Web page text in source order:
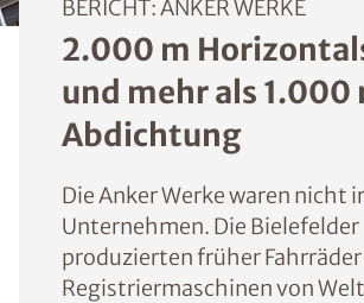
BERICHT: ANKER WERKE
2.000 m
und mehr als 1.000
Abdichtung
Die Anker Werke waren nicht
Unternehmen. Die Bielefelder
produzierten früher Fahrräder
Registriermaschinen von